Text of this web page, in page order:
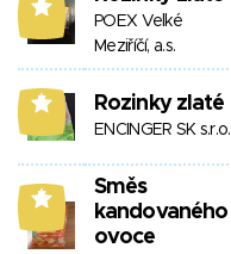
5
POEX Velké
Meziříčí, a.s.
5 Rozinky zlaté
ENCINGER SK s.r.o.
5
Směs
kandovaného
ovoce